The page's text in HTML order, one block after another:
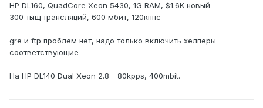
HP DL160, QuadCore Xeon 5430, 1G RAM, $1.6K новый
300 тыщ трансляций, 600 мбит, 120кппс
gre и ftp проблем нет, надо только включить хелперы
соответствующие
На HP DL140 Dual Xeon 2.8 - 80kpps, 400mbit.